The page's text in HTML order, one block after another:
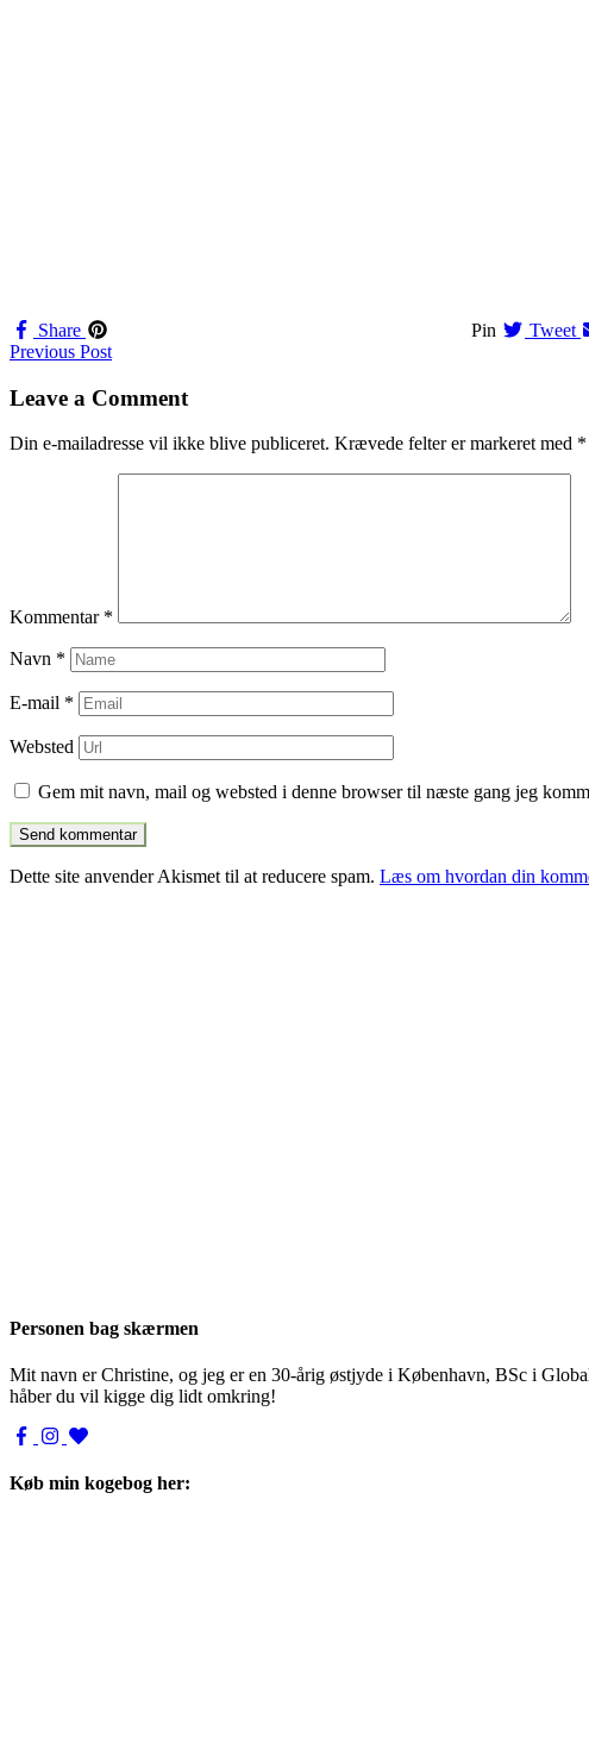
Share Pin Tweet
Navigation
til
Previous Post
Leave a Comment
Din e-mailadresse vil ikke blive publiceret. Krævede felter er markeret med *
Kommentar *
Navn *
E-mail *
Websted
Gem mit navn, mail og websted i denne browser til næste gang jeg
Dette site anvender Akismet til at reducere spam. Læs om hvordan din
Personen bag skærmen
Mit navn er Christine, og jeg er en 30-årig østjyde i København, BSc i
håber du vil kigge dig lidt omkring!
Køb min kogebog her: